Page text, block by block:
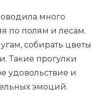
много
по полям и лесам.
собирать цветы
Такие прогулки
удовольствие и
эмоций.